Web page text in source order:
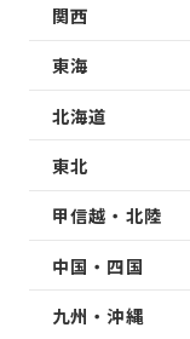
関西
東海
北海道
東北
甲信越・北陸
中国・四国
九州・沖縄